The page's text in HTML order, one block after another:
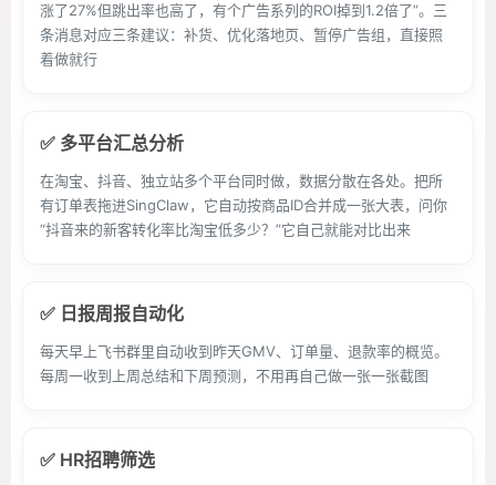
涨了27%但跳出率也高了，有个广告系列的ROI掉到1.2倍了”。三
条消息对应三条建议：补货、优化落地页、暂停广告组，直接照
着做就行
✅ 多平台汇总分析
在淘宝、抖音、独立站多个平台同时做，数据分散在各处。把所
有订单表拖进SingClaw，它自动按商品ID合并成一张大表，问你
“抖音来的新客转化率比淘宝低多少？”它自己就能对比出来
✅ 日报周报自动化
每天早上飞书群里自动收到昨天GMV、订单量、退款率的概览。
每周一收到上周总结和下周预测，不用再自己做一张一张截图
✅ HR招聘筛选